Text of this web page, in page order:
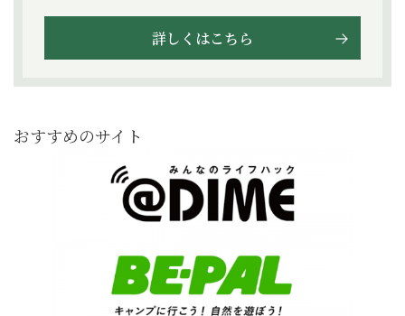
詳しくはこちら
おすすめのサイト